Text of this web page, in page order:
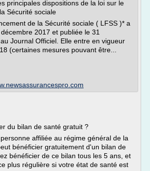
principales dispositions de la loi sur le
Sécurité sociale
de la Sécurité sociale ( LFSS )* a
2017 et publiée le 31
Journal Officiel. Elle entre en vigueur
(certaines mesures pouvant être...
du bilan de santé gratuit ?
affiliée au régime général de la
bénéficier gratuitement d'un bilan de
bénéficier de ce bilan tous les 5 ans, et
plus régulière si votre état de santé est